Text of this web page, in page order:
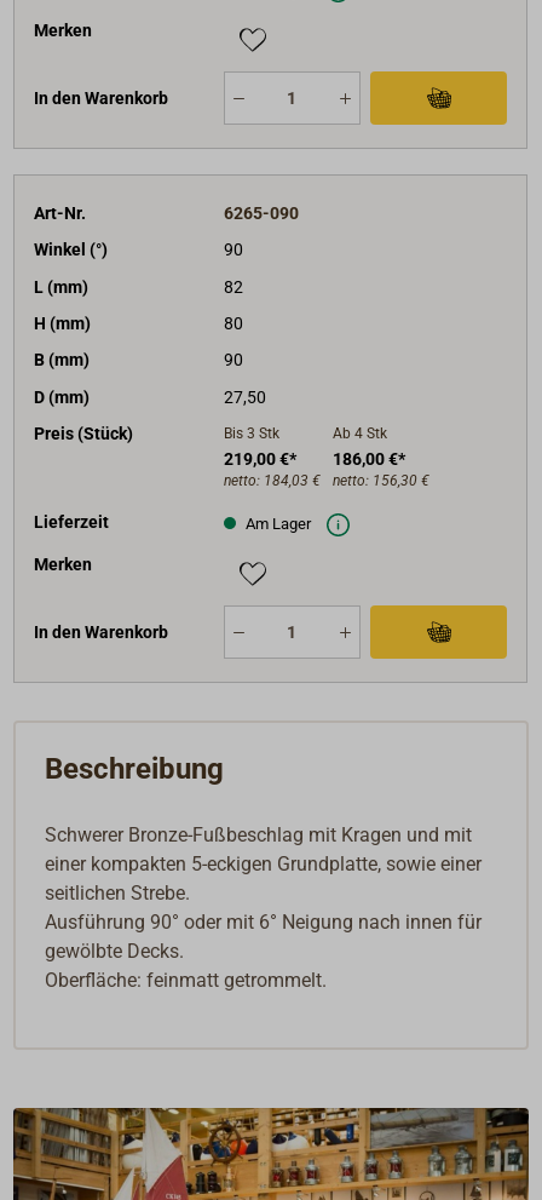
Merken
In den Warenkorb
Art-Nr.
6265-090
Winkel (°)
90
L (mm)
82
H (mm)
80
B (mm)
90
D (mm)
27,50
Preis (Stück)
Bis 3 Stk
219,00 €*
netto: 184,03 €
Ab 4 Stk
186,00 €*
netto: 156,30 €
Lieferzeit Am Lager
Merken
In den Warenkorb
Beschreibung
Schwerer Bronze-Fußbeschlag mit Kragen und mit
einer kompakten 5-eckigen Grundplatte, sowie einer
seitlichen Strebe.
Ausführung 90° oder mit 6° Neigung nach innen für
gewölbte Decks.
Oberfläche: feinmatt getrommelt.